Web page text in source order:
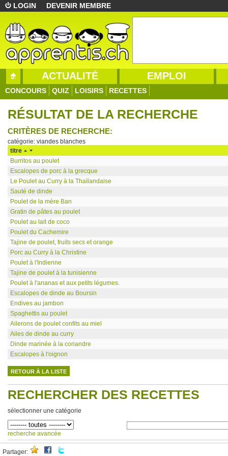
LOGIN DEVENIR MEMBRE
ACTUALITÉ EMPLOI
CONCOURS QUIZ LOISIRS RECETTES
RÉSULTAT DE LA RECHERCHE
CRITÈRES DE RECHERCHE:
catégorie: viandes blanches
titre
Burritos au poulet
Escalopes de porc à la grecque
Le Poulet au Curry à la Thaïlandaise
Sauté de dinde
Poulet de la mère Ban
Gratin de pâtes au poulet
Poulet au lait de coco
Poulet du Cachemire
Tajine de poulet, fruits secs et orange
Porc au Curry à la Christine
Poulet à l'Indienne
Tajine de poulet à la tunisienne
Poulet à l'ananas et aux petits légumes.
Escalopes de dinde au Boursin
Endives au jambon
Spaghettis au poulet
Ailerons de poulet confits au miel
Ailes de dinde au curry
Dinde marinée à la coriandre
Escalopes à l'oignon
RETOUR À LA LISTE
RECHERCHER DES RECETTES
sélectionner une catégorie
recherche avancée
Partager: